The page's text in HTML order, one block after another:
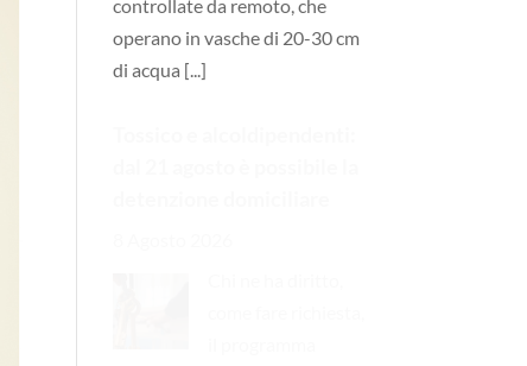
controllate da remoto, che
operano in vasche di 20-30 cm
di acqua [...]